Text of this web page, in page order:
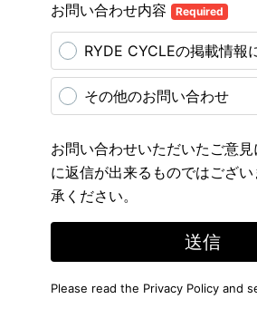
お問い合わせ内容 Required
RYDE CYCLEの掲載情報
その他のお問い合わせ
お問い合わせいただいたご意
に返信が出来るものではござ
承ください。
送信
Please read the Privacy Policy and